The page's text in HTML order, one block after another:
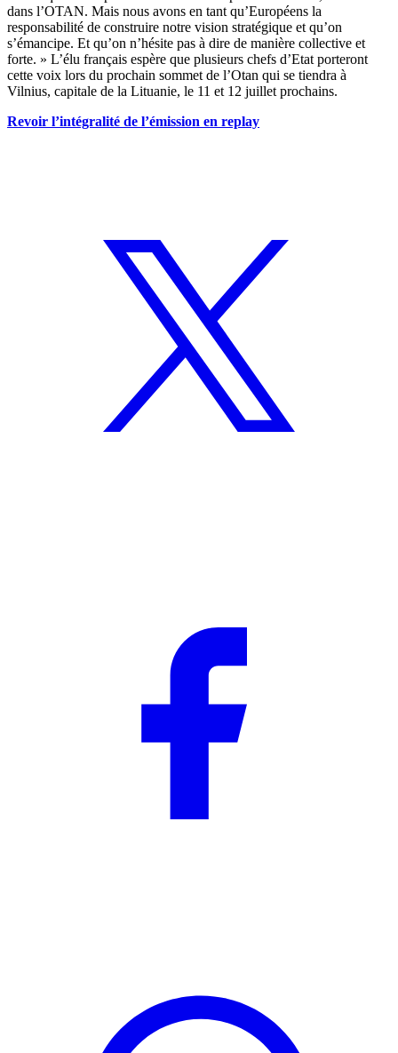
dans l’OTAN. Mais nous avons en tant qu’Européens la
responsabilité de construire notre vision stratégique et qu’on
s’émancipe. Et qu’on n’hésite pas à dire de manière collective et
forte. » L’élu français espère que plusieurs chefs d’Etat porteront
cette voix lors du prochain sommet de l’Otan qui se tiendra à
Vilnius, capitale de la Lituanie, le 11 et 12 juillet prochains.
Revoir l’intégralité de l’émission en replay